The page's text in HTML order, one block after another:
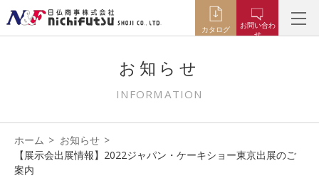
カタログ
お問い合わ
せ
お知らせ
INFORMATION
ホーム
お知らせ
【展示会出展情報】2022ジャパン・ケーキショー東京出展のご
案内